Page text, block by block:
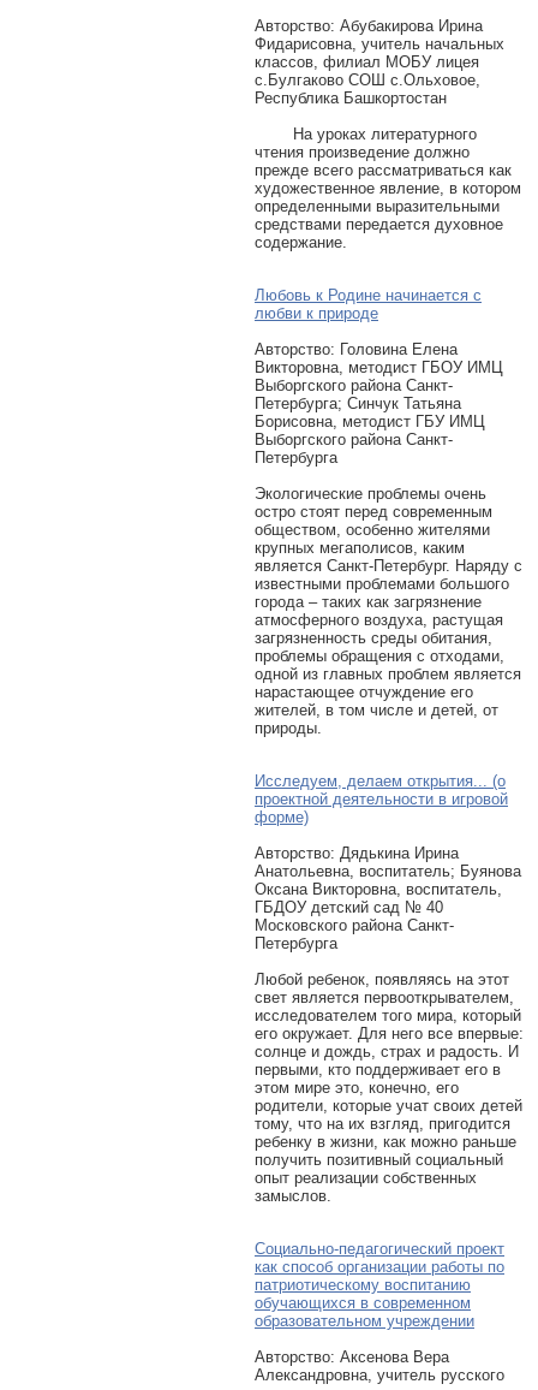
Авторcтво: Абубакирова Ирина
Фидарисовна, учитель начальных
классов, филиал МОБУ лицея
с.Булгаково СОШ с.Ольховое,
Республика Башкортостан
На уроках литературного
чтения произведение должно
прежде всего рассматриваться как
художественное явление, в котором
определенными выразительными
средствами передается духовное
содержание.
Любовь к Родине начинается с
любви к природе
Авторcтво: Головина Елена
Викторовна, методист ГБОУ ИМЦ
Выборгского района Санкт-
Петербурга; Синчук Татьяна
Борисовна, методист ГБУ ИМЦ
Выборгского района Санкт-
Петербурга
Экологические проблемы очень
остро стоят перед современным
обществом, особенно жителями
крупных мегаполисов, каким
является Санкт-Петербург. Наряду с
известными проблемами большого
города – таких как загрязнение
атмосферного воздуха, растущая
загрязненность среды обитания,
проблемы обращения с отходами,
одной из главных проблем является
нарастающее отчуждение его
жителей, в том числе и детей, от
природы.
Исследуем, делаем открытия... (о
проектной деятельности в игровой
форме)
Авторcтво: Дядькина Ирина
Анатольевна, воспитатель; Буянова
Оксана Викторовна, воспитатель,
ГБДОУ детский сад № 40
Московского района Санкт-
Петербурга
Любой ребенок, появляясь на этот
свет является первооткрывателем,
исследователем того мира, который
его окружает. Для него все впервые:
солнце и дождь, страх и радость. И
первыми, кто поддерживает его в
этом мире это, конечно, его
родители, которые учат своих детей
тому, что на их взгляд, пригодится
ребенку в жизни, как можно раньше
получить позитивный социальный
опыт реализации собственных
замыслов.
Социально-педагогический проект
как способ организации работы по
патриотическому воспитанию
обучающихся в современном
образовательном учреждении
Авторcтво: Аксенова Вера
Александровна, учитель русского